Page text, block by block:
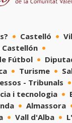
Castelló
Fútbol
Turisme
- Tribunals
i tecnologia
Almassora
Vall d'Alba